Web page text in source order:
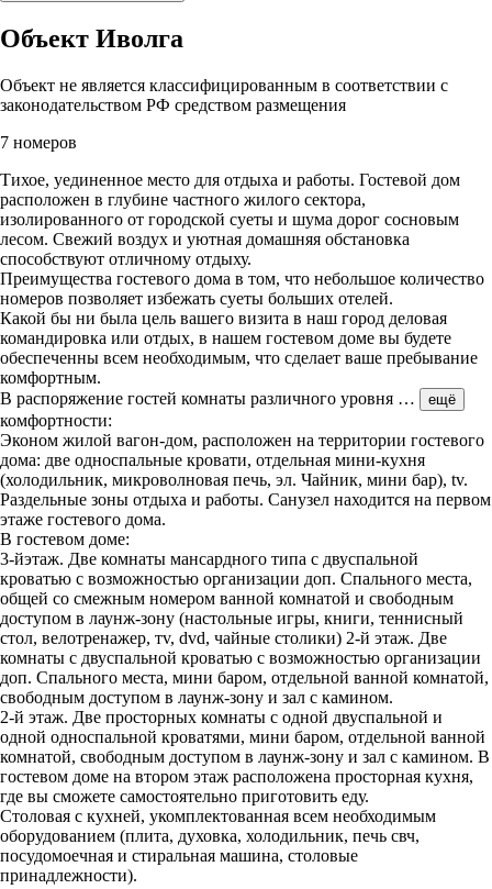
Объект Иволга
Объект не является классифицированным в соответствии с
законодательством РФ средством размещения
7 номеров
Тихое, уединенное место для отдыха и работы. Гостевой дом
расположен в глубине частного жилого сектора,
изолированного от городской суеты и шума дорог сосновым
лесом. Свежий воздух и уютная домашняя обстановка
способствуют отличному отдыху.
Преимущества гостевого дома в том, что небольшое количество
номеров позволяет избежать суеты больших отелей.
Какой бы ни была цель вашего визита в наш город деловая
командировка или отдых, в нашем гостевом доме вы будете
обеспеченны всем необходимым, что сделает ваше пребывание
комфортным.
В распоряжение гостей комнаты различного уровня … ещё
комфортности:
Эконом жилой вагон-дом, расположен на территории гостевого
дома: две односпальные кровати, отдельная мини-кухня
(холодильник, микроволновая печь, эл. Чайник, мини бар), tv.
Раздельные зоны отдыха и работы. Санузел находится на первом
этаже гостевого дома.
В гостевом доме:
3-йэтаж. Две комнаты мансардного типа с двуспальной
кроватью с возможностью организации доп. Спального места,
общей со смежным номером ванной комнатой и свободным
доступом в лаунж-зону (настольные игры, книги, теннисный
стол, велотренажер, тv, dvd, чайные столики) 2-й этаж. Две
комнаты с двуспальной кроватью с возможностью организации
доп. Спального места, мини баром, отдельной ванной комнатой,
свободным доступом в лаунж-зону и зал с камином.
2-й этаж. Две просторных комнаты с одной двуспальной и
одной односпальной кроватями, мини баром, отдельной ванной
комнатой, свободным доступом в лаунж-зону и зал с камином. В
гостевом доме на втором этаж расположена просторная кухня,
где вы сможете самостоятельно приготовить еду.
Столовая с кухней, укомплектованная всем необходимым
оборудованием (плита, духовка, холодильник, печь свч,
посудомоечная и стиральная машина, столовые
принадлежности).